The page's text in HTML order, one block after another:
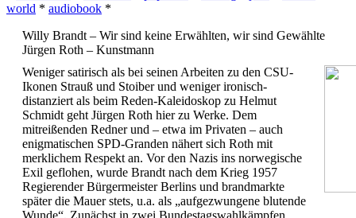
world * audiobook *
Willy Brandt – Wir sind keine Erwählten, wir sind Gewählte
Jürgen Roth – Kunstmann
Weniger satirisch als bei seinen Arbeiten zu den CSU-
Ikonen Strauß und Stoiber und weniger ironisch-
distanziert als beim Reden-Kaleidoskop zu Helmut
Schmidt geht Jürgen Roth hier zu Werke. Dem
mitreißenden Redner und – etwa im Privaten – auch
enigmatischen SPD-Granden nähert sich Roth mit
merklichem Respekt an. Vor den Nazis ins norwegische
Exil geflohen, wurde Brandt nach dem Krieg 1957
Regierender Bürgermeister Berlins und brandmarkte
später die Mauer stets, u.a. als „aufgezwungene blutende